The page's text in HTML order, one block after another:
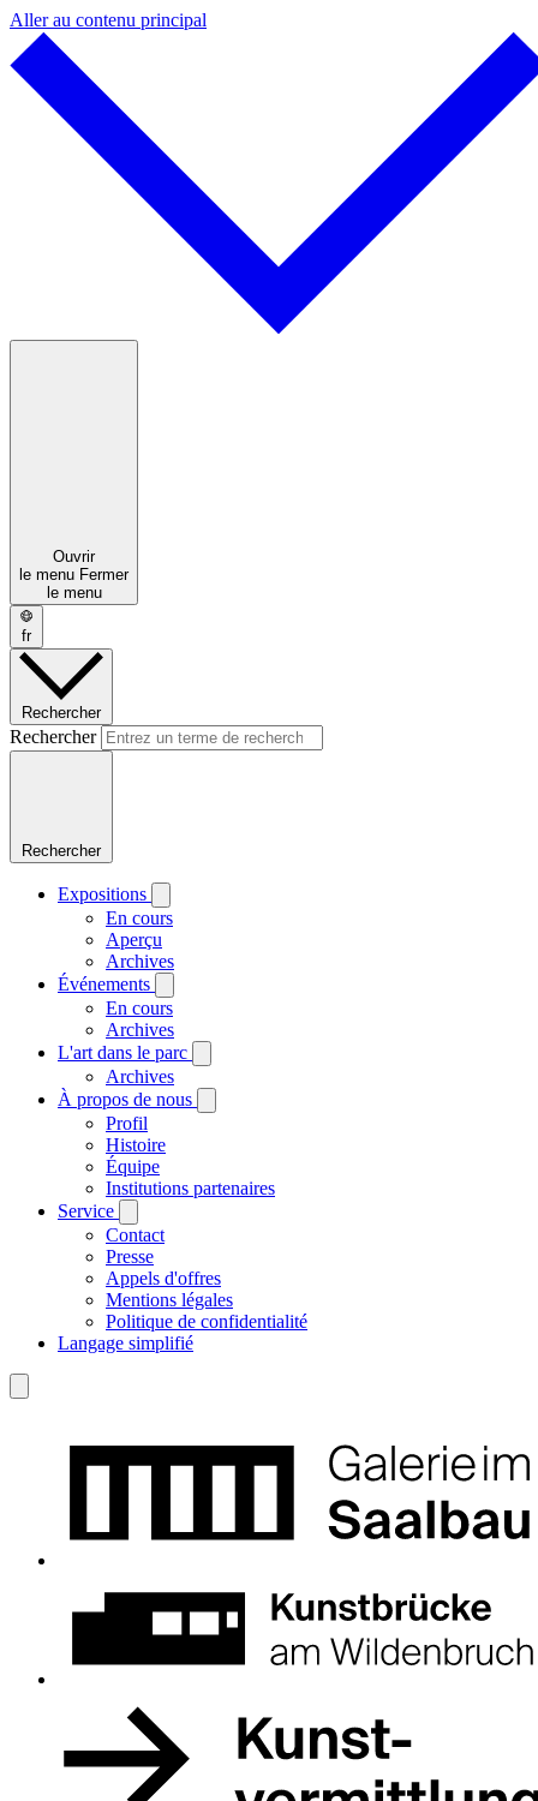
Aller au contenu principal
Ouvrir
le menu Fermer
le menu
fr
Rechercher
Rechercher
Rechercher
Expositions
En cours
Aperçu
Archives
Événements
En cours
Archives
L'art dans le parc
Archives
À propos de nous
Profil
Histoire
Équipe
Institutions partenaires
Service
Contact
Presse
Appels d'offres
Mentions légales
Politique de confidentialité
Langage simplifié